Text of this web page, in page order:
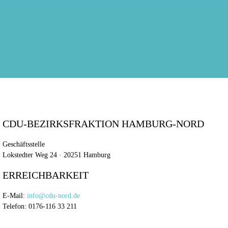
CDU-BEZIRKSFRAKTION HAMBURG-NORD
Geschäftsstelle
Lokstedter Weg 24 · 20251 Hamburg
ERREICHBARKEIT
E-Mail: info@cdu-nord.de
Telefon: 0176-116 33 211